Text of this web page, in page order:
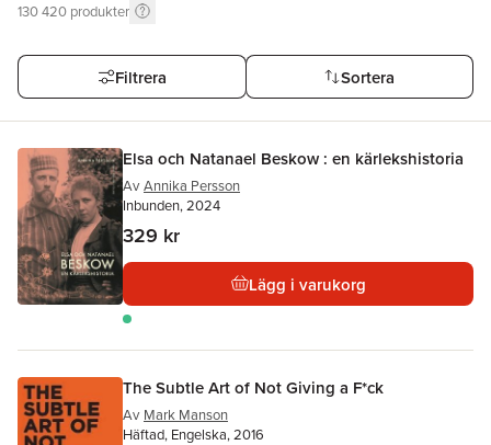
130 420 produkter
Filtrera Sortera
Elsa och Natanael Beskow : en kärlekshistoria
Av Annika Persson
Inbunden, 2024
329 kr
Lägg i varukorg
The Subtle Art of Not Giving a F*ck
Av Mark Manson
Häftad, Engelska, 2016